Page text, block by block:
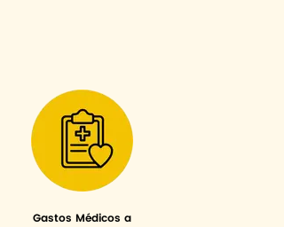
Gastos Médicos a